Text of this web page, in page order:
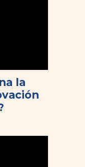
la